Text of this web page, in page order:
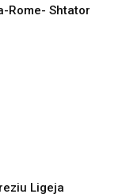
Rome- Shtator
Ligeja